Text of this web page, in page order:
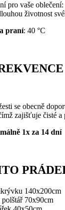
pro vaše
životnost
praní: 40 °C
se obecně
zajišťuje čisté
1x za 14 dní
140x200cm
70x90cm